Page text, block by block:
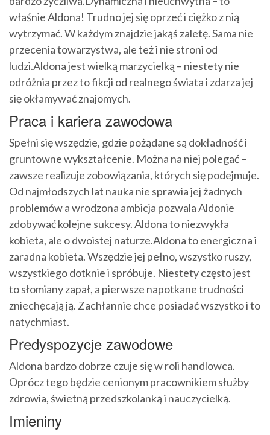
właśnie Aldona! Trudno jej się oprzeć i ciężko z nią
wytrzymać. W każdym znajdzie jakąś zaletę. Sama nie
przecenia towarzystwa, ale też i nie stroni od
ludzi.Aldona jest wielką marzycielką – niestety nie
odróżnia przez to fikcji od realnego świata i zdarza jej
się okłamywać znajomych.
Praca i kariera zawodowa
Spełni się wszędzie, gdzie pożądane są dokładność i
gruntowne wykształcenie. Można na niej polegać –
zawsze realizuje zobowiązania, których się podejmuje.
Od najmłodszych lat nauka nie sprawia jej żadnych
problemów a wrodzona ambicja pozwala Aldonie
zdobywać kolejne sukcesy. Aldona to niezwykła
kobieta, ale o dwoistej naturze.Aldona to energiczna i
zaradna kobieta. Wszędzie jej pełno, wszystko ruszy,
wszystkiego dotknie i spróbuje. Niestety często jest
to słomiany zapał, a pierwsze napotkane trudności
zniechęcają ją. Zachłannie chce posiadać wszystko i to
natychmiast.
Predyspozycje zawodowe
Aldona bardzo dobrze czuje się w roli handlowca.
Oprócz tego będzie cenionym pracownikiem służby
zdrowia, świetną przedszkolanką i nauczycielką.
Imieniny